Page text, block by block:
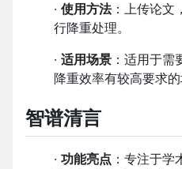
· 使用方法：上传论文
行降重处理。
· 适用场景 ：适用于
降重效率有较高要求的
智谱清言
· 功能亮点 ：专注于